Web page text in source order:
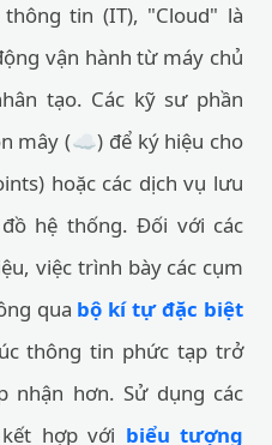
tin (IT), "Cloud" là
vận hành từ máy chủ
tạo. Các kỹ sư phần
mây (☁️) để ký hiệu cho
hoặc các dịch vụ lưu
hệ thống. Đối với các
việc trình bày các cụm
qua bộ kí tự đặc biệt
thông tin phức tạp trở
nhận hơn. Sử dụng các
hợp với biểu tượng